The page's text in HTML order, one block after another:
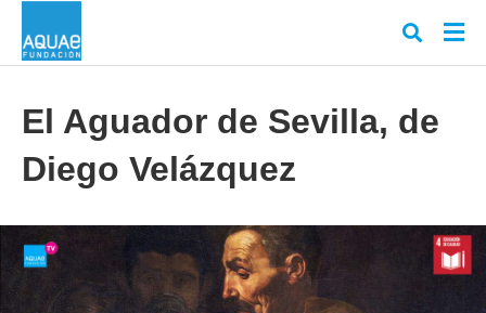
y
en
El Aguador de Sevilla, de
Diego Velázquez